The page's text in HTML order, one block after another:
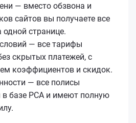
— вместо обзвона и
сайтов вы получаете все
странице.
— все тарифы
скрытых платежей, с
коэффициентов и скидок.
— все полисы
в базе РСА и имеют полную